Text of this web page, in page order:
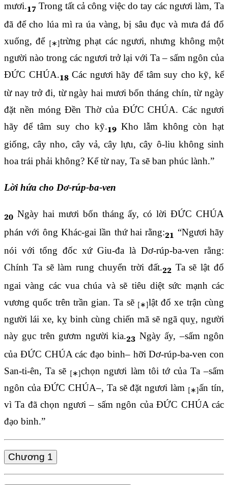
mươi.17 Trong tất cả công việc do tay các ngươi làm, Ta
đã để cho lúa mì ra úa vàng, bị sâu đục và mưa đá đổ
xuống, để
trừng phạt các ngươi, nhưng không một
người nào trong các ngươi trở lại với Ta – sấm ngôn của
ĐỨC CHÚA.18 Các ngươi hãy để tâm suy cho kỹ, kể
từ nay trở đi, từ ngày hai mươi bốn tháng chín, từ ngày
đặt nền móng Đền Thờ của ĐỨC CHÚA. Các ngươi
hãy để tâm suy cho kỹ.19Kho lẫm không còn hạt
giống, cây nho, cây vả, cây lựu, cây ô-liu không sinh
hoa trái phải không? Kể từ nay, Ta sẽ ban phúc lành.”
Lời hứa cho Dơ-rúp-ba-ven
20 Ngày hai mươi bốn tháng ấy, có lời ĐỨC CHÚA
phán với ông Khác-gai lần thứ hai rằng:21 “Ngươi hãy
nói với tổng đốc xứ Giu-đa là Dơ-rúp-ba-ven rằng:
Chính Ta sẽ làm rung chuyển trời đất.22 Ta sẽ lật đổ
ngai vàng các vua chúa và sẽ tiêu diệt sức mạnh các
vương quốc trên trần gian. Ta sẽ
lật đổ xe trận cùng
người lái xe, kỵ binh cùng chiến mã sẽ ngã quỵ, người
này gục trên gươm người kia.23 Ngày ấy, –sấm ngôn
của ĐỨC CHÚA các đạo binh– hỡi Dơ-rúp-ba-ven con
San-ti-ên, Ta sẽ
chọn ngươi làm tôi tớ của Ta –sấm
ngôn của ĐỨC CHÚA–, Ta sẽ đặt ngươi làm
ấn tín,
vì Ta đã chọn ngươi – sấm ngôn của ĐỨC CHÚA các
đạo binh.”
Chương 1